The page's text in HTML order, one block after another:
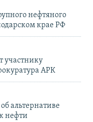
нефтяного
крае РФ
участнику
АРК
альтернативе
нефти